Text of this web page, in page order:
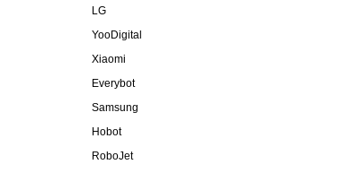
LG
YooDigital
Xiaomi
Everybot
Samsung
Hobot
RoboJet